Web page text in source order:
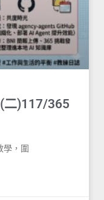
二)117/365
學，圍